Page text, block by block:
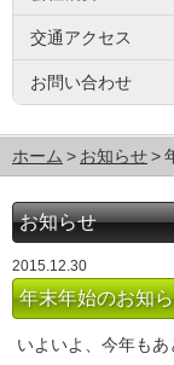
交通アクセス
お問い合わせ
ホーム お知らせ
お知らせ
2015.12.30
年末年始のお知
いよいよ、今年もあ